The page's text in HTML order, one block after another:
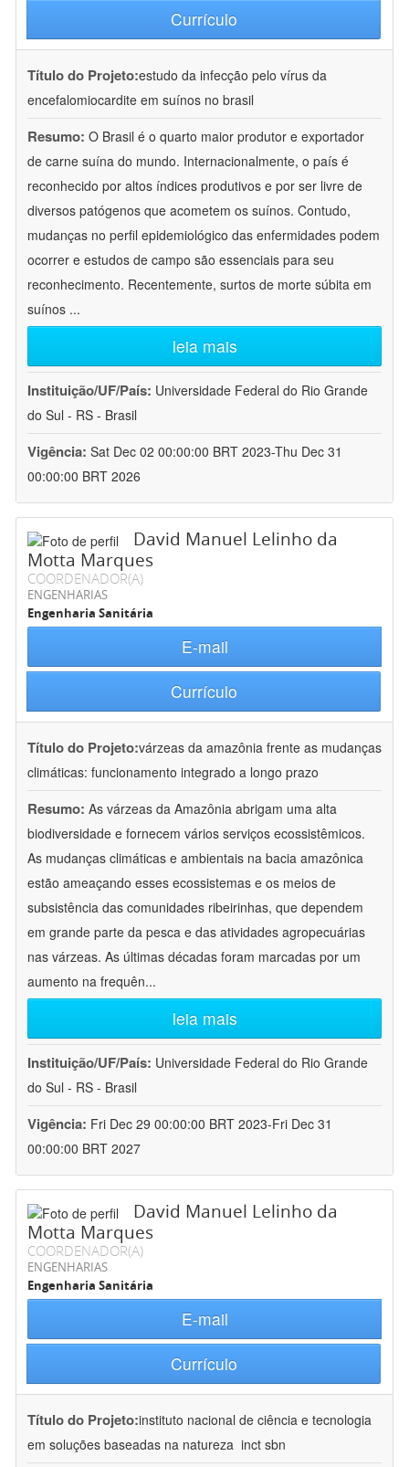
Currículo
Título do Projeto:estudo da infecção pelo vírus da
encefalomiocardite em suínos no brasil
Resumo: O Brasil é o quarto maior produtor e exportador
de carne suína do mundo. Internacionalmente, o país é
reconhecido por altos índices produtivos e por ser livre de
diversos patógenos que acometem os suínos. Contudo,
mudanças no perfil epidemiológico das enfermidades podem
ocorrer e estudos de campo são essenciais para seu
reconhecimento. Recentemente, surtos de morte súbita em
suínos ...
leia mais
Instituição/UF/País: Universidade Federal do Rio Grande
do Sul - RS - Brasil
Vigência: Sat Dec 02 00:00:00 BRT 2023-Thu Dec 31
00:00:00 BRT 2026
David Manuel Lelinho da
Motta Marques
COORDENADOR(A)
ENGENHARIAS
Engenharia Sanitária
E-mail
Currículo
Título do Projeto:várzeas da amazônia frente as mudanças
climáticas: funcionamento integrado a longo prazo
Resumo: As várzeas da Amazônia abrigam uma alta
biodiversidade e fornecem vários serviços ecossistêmicos.
As mudanças climáticas e ambientais na bacia amazônica
estão ameaçando esses ecossistemas e os meios de
subsistência das comunidades ribeirinhas, que dependem
em grande parte da pesca e das atividades agropecuárias
nas várzeas. As últimas décadas foram marcadas por um
aumento na frequên...
leia mais
Instituição/UF/País: Universidade Federal do Rio Grande
do Sul - RS - Brasil
Vigência: Fri Dec 29 00:00:00 BRT 2023-Fri Dec 31
00:00:00 BRT 2027
David Manuel Lelinho da
Motta Marques
COORDENADOR(A)
ENGENHARIAS
Engenharia Sanitária
E-mail
Currículo
Título do Projeto:instituto nacional de ciência e tecnologia
em soluções baseadas na natureza  inct sbn